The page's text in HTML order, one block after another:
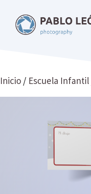
contenido
Inicio / Escuela Infantil